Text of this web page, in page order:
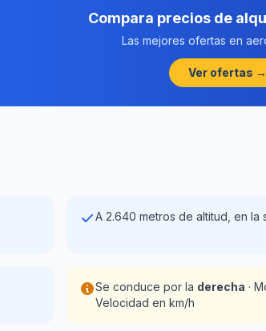
Compara precios de
Las mejores ofertas en
Ver ofertas →
A 2.640 metros de altitud, en la
Se conduce por la derecha ·
Velocidad en km/h